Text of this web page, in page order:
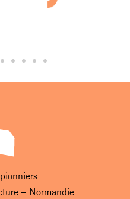
pionniers
– Normandie